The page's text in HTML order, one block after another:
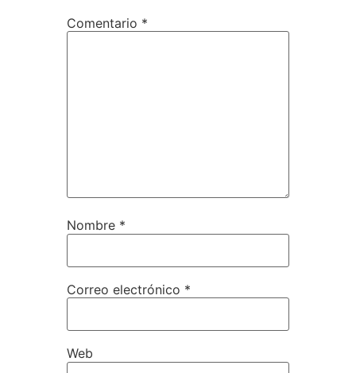
Comentario *
Nombre *
Correo electrónico *
Web